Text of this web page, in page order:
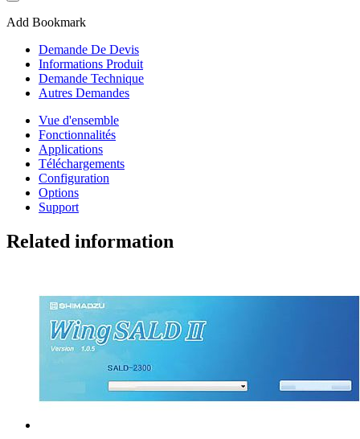
Add Bookmark
Demande De Devis
Informations Produit
Demande Technique
Autres Demandes
Vue d'ensemble
Fonctionnalités
Applications
Téléchargements
Configuration
Options
Support
Related information